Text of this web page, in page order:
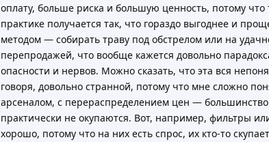
оплату, больше риска и большую ценность, потому
практике получается так, что гораздо выгоднее и
методом — собирать траву под обстрелом или на
перепродажей, что вообще кажется довольно
опасности и нервов. Можно сказать, что эта вся
говоря, довольно странной, потому что мне сложно
арсеналом, с перераспределением цен —
практически не окупаются. Вот, например, фильтры
хорошо, потому что на них есть спрос, их кто-то